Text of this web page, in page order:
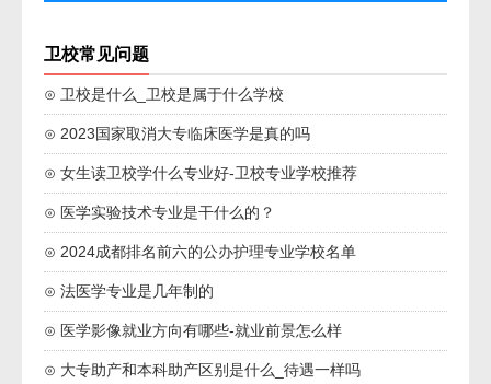
卫校常见问题
⊙ 卫校是什么_卫校是属于什么学校
⊙ 2023国家取消大专临床医学是真的吗
⊙ 女生读卫校学什么专业好-卫校专业学校推荐
⊙ 医学实验技术专业是干什么的？
⊙ 2024成都排名前六的公办护理专业学校名单
⊙ 法医学专业是几年制的
⊙ 医学影像就业方向有哪些-就业前景怎么样
⊙ 大专助产和本科助产区别是什么_待遇一样吗